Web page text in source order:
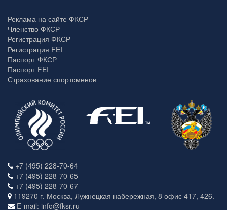
Реклама на сайте ФКСР
Членство ФКСР
Регистрация ФКСР
Регистрация FEI
Паспорт ФКСР
Паспорт FEI
Страхование спортсменов
+7 (495) 228-70-64
+7 (495) 228-70-65
+7 (495) 228-70-67
119270 г. Москва, Лужнецкая набережная, 8 офис 417, 426.
E-mail: info@fksr.ru